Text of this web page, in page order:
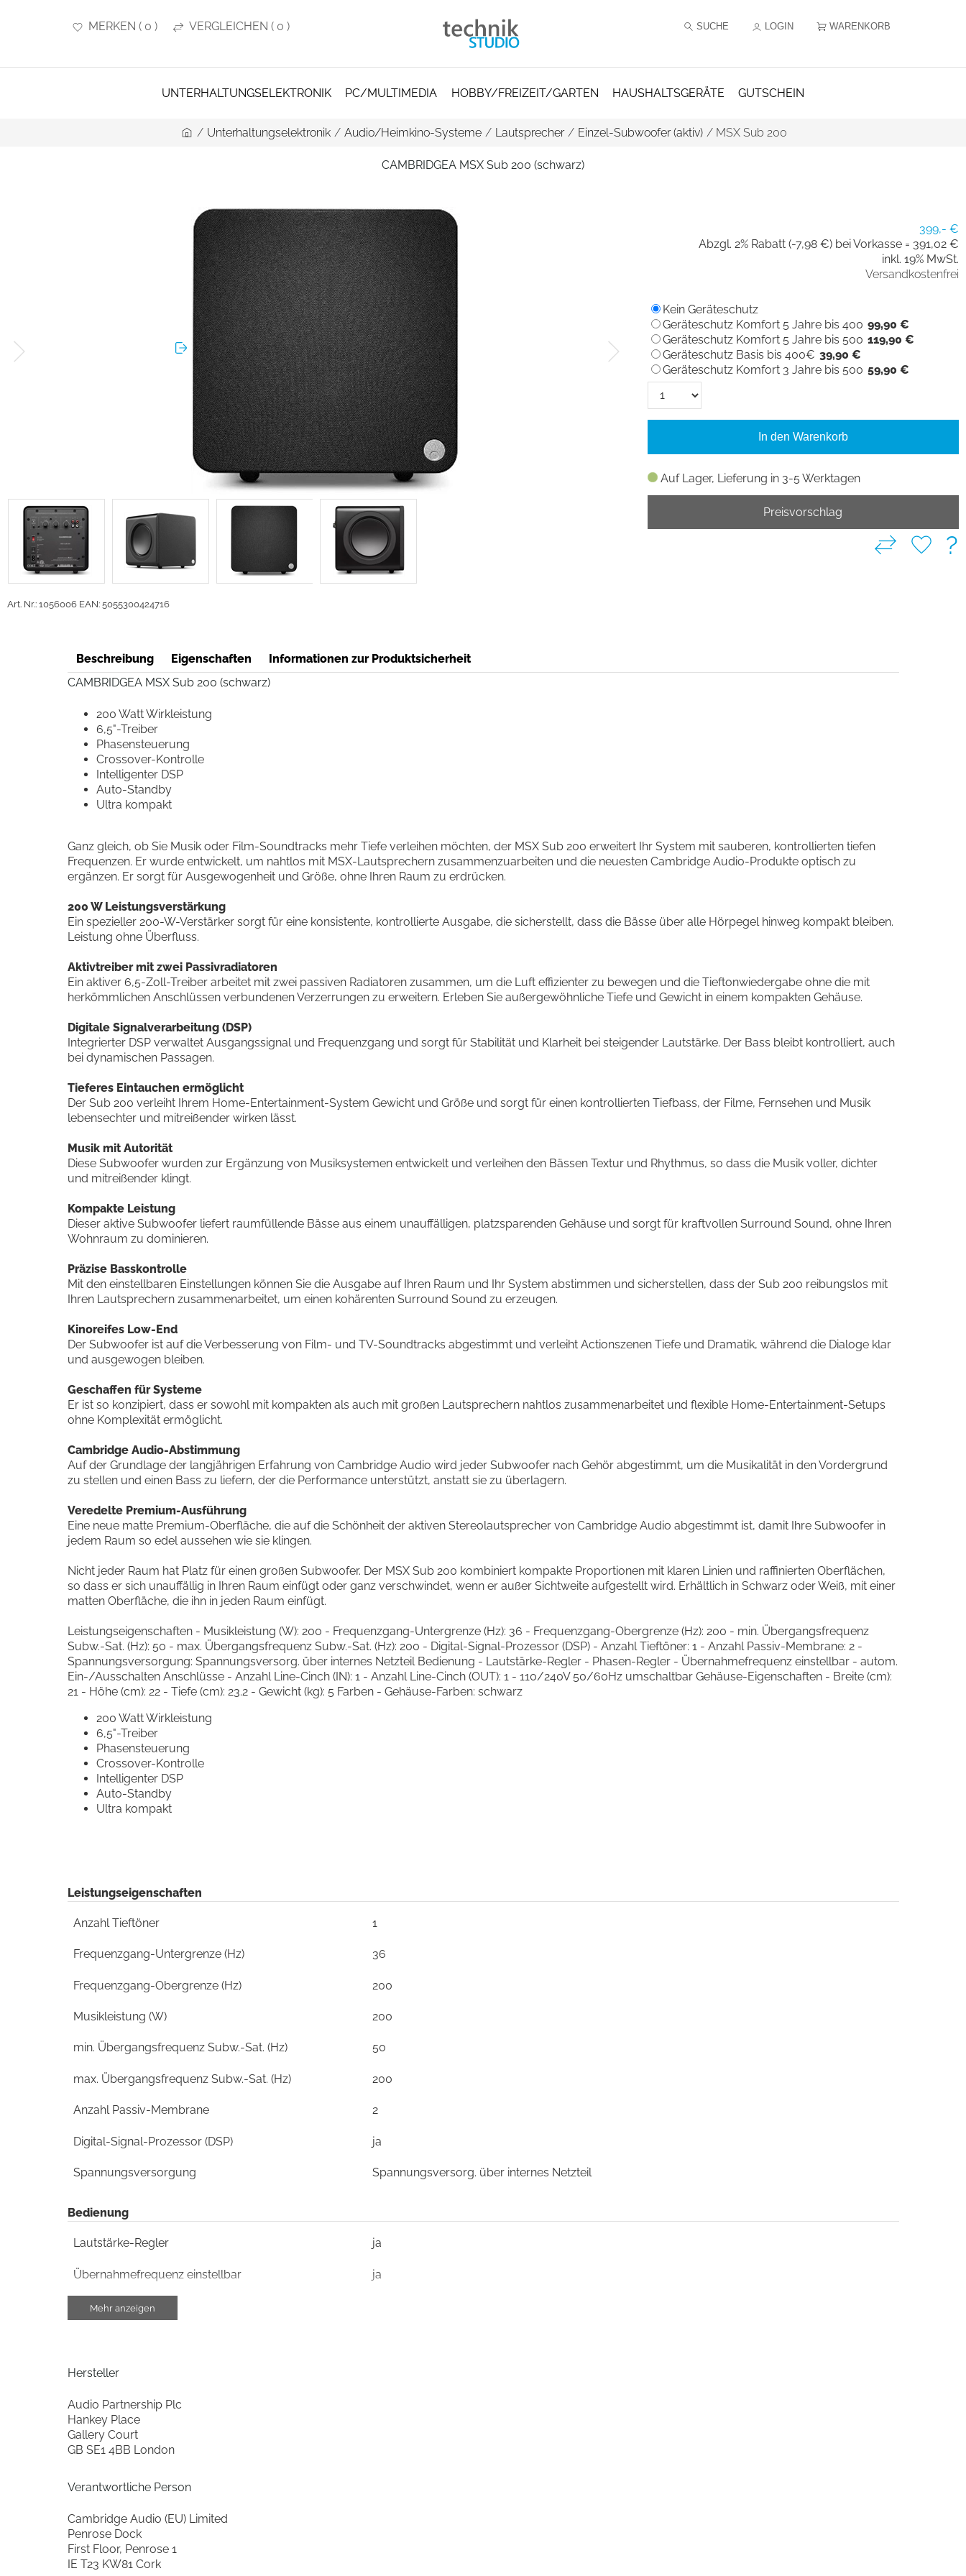
MERKEN ( 0 ) VERGLEICHEN ( 0 ) SUCHE LOGIN WARENKORB
UNTERHALTUNGSELEKTRONIK PC/MULTIMEDIA HOBBY/FREIZEIT/GARTEN HAUSHALTSGERÄTE GUTSCHEIN
/ Unterhaltungselektronik / Audio/Heimkino-Systeme / Lautsprecher/ Einzel-Subwoofer (aktiv) / MSX Sub 200
CAMBRIDGEA MSX Sub 200 (schwarz)
Art. Nr.: 1056006 EAN: 5055300424716
399,- €
Abzgl. 2% Rabatt (-7,98 €) bei Vorkasse = 391,02 €
inkl. 19% MwSt.
Versandkostenfrei
Auf Lager, Lieferung in 3-5 Werktagen
Kein Geräteschutz
Geräteschutz Komfort 5 Jahre bis 400 99,90 €
Geräteschutz Komfort 5 Jahre bis 500 119,90 €
Geräteschutz Basis bis 400€ 39,90 €
Geräteschutz Komfort 3 Jahre bis 500 59,90 €
In den Warenkorb
Preisvorschlag
?
Beschreibung Eigenschaften
Informationen zur Produktsicherheit
CAMBRIDGEA MSX Sub 200 (schwarz)
200 Watt Wirkleistung
6,5"-Treiber
Phasensteuerung
Crossover-Kontrolle
Intelligenter DSP
Auto-Standby
Ultra kompakt
Ganz gleich, ob Sie Musik oder Film-Soundtracks mehr Tiefe verleihen möchten, der MSX Sub 200 erweitert Ihr System mit sauberen, kontrollierten tiefen
Frequenzen. Er wurde entwickelt, um nahtlos mit MSX-Lautsprechern zusammenzuarbeiten und die neuesten Cambridge Audio-Produkte optisch zu
ergänzen. Er sorgt für Ausgewogenheit und Größe, ohne Ihren Raum zu erdrücken.
200 W Leistungsverstärkung
Ein spezieller 200-W-Verstärker sorgt für eine konsistente, kontrollierte Ausgabe, die sicherstellt, dass die Bässe über alle Hörpegel hinweg kompakt bleiben.
Leistung ohne Überfluss.
Aktivtreiber mit zwei Passivradiatoren
Ein aktiver 6,5-Zoll-Treiber arbeitet mit zwei passiven Radiatoren zusammen, um die Luft effizienter zu bewegen und die Tieftonwiedergabe ohne die mit
herkömmlichen Anschlüssen verbundenen Verzerrungen zu erweitern. Erleben Sie außergewöhnliche Tiefe und Gewicht in einem kompakten Gehäuse.
Digitale Signalverarbeitung (DSP)
Integrierter DSP verwaltet Ausgangssignal und Frequenzgang und sorgt für Stabilität und Klarheit bei steigender Lautstärke. Der Bass bleibt kontrolliert, auch
bei dynamischen Passagen.
Tieferes Eintauchen ermöglicht
Der Sub 200 verleiht Ihrem Home-Entertainment-System Gewicht und Größe und sorgt für einen kontrollierten Tiefbass, der Filme, Fernsehen und Musik
lebensechter und mitreißender wirken lässt.
Musik mit Autorität
Diese Subwoofer wurden zur Ergänzung von Musiksystemen entwickelt und verleihen den Bässen Textur und Rhythmus, so dass die Musik voller, dichter
und mitreißender klingt.
Kompakte Leistung
Dieser aktive Subwoofer liefert raumfüllende Bässe aus einem unauffälligen, platzsparenden Gehäuse und sorgt für kraftvollen Surround Sound, ohne Ihren
Wohnraum zu dominieren.
Präzise Basskontrolle
Mit den einstellbaren Einstellungen können Sie die Ausgabe auf Ihren Raum und Ihr System abstimmen und sicherstellen, dass der Sub 200 reibungslos mit
Ihren Lautsprechern zusammenarbeitet, um einen kohärenten Surround Sound zu erzeugen.
Kinoreifes Low-End
Der Subwoofer ist auf die Verbesserung von Film- und TV-Soundtracks abgestimmt und verleiht Actionszenen Tiefe und Dramatik, während die Dialoge klar
und ausgewogen bleiben.
Geschaffen für Systeme
Er ist so konzipiert, dass er sowohl mit kompakten als auch mit großen Lautsprechern nahtlos zusammenarbeitet und flexible Home-Entertainment-Setups
ohne Komplexität ermöglicht.
Cambridge Audio-Abstimmung
Auf der Grundlage der langjährigen Erfahrung von Cambridge Audio wird jeder Subwoofer nach Gehör abgestimmt, um die Musikalität in den Vordergrund
zu stellen und einen Bass zu liefern, der die Performance unterstützt, anstatt sie zu überlagern.
Veredelte Premium-Ausführung
Eine neue matte Premium-Oberfläche, die auf die Schönheit der aktiven Stereolautsprecher von Cambridge Audio abgestimmt ist, damit Ihre Subwoofer in
jedem Raum so edel aussehen wie sie klingen.
Nicht jeder Raum hat Platz für einen großen Subwoofer. Der MSX Sub 200 kombiniert kompakte Proportionen mit klaren Linien und raffinierten Oberflächen,
so dass er sich unauffällig in Ihren Raum einfügt oder ganz verschwindet, wenn er außer Sichtweite aufgestellt wird. Erhältlich in Schwarz oder Weiß, mit einer
matten Oberfläche, die ihn in jeden Raum einfügt.
Leistungseigenschaften - Musikleistung (W): 200 - Frequenzgang-Untergrenze (Hz): 36 - Frequenzgang-Obergrenze (Hz): 200 - min. Übergangsfrequenz
Subw.-Sat. (Hz): 50 - max. Übergangsfrequenz Subw.-Sat. (Hz): 200 - Digital-Signal-Prozessor (DSP) - Anzahl Tieftöner: 1 - Anzahl Passiv-Membrane: 2 -
Spannungsversorgung: Spannungsversorg. über internes Netzteil Bedienung - Lautstärke-Regler - Phasen-Regler - Übernahmefrequenz einstellbar - autom.
Ein-/Ausschalten Anschlüsse - Anzahl Line-Cinch (IN): 1 - Anzahl Line-Cinch (OUT): 1 - 110/240V 50/60Hz umschaltbar Gehäuse-Eigenschaften - Breite (cm):
21 - Höhe (cm): 22 - Tiefe (cm): 23.2 - Gewicht (kg): 5 Farben - Gehäuse-Farben: schwarz
200 Watt Wirkleistung
6,5"-Treiber
Phasensteuerung
Crossover-Kontrolle
Intelligenter DSP
Auto-Standby
Ultra kompakt
Leistungseigenschaften
Anzahl Tieftöner 1
Frequenzgang-Untergrenze (Hz) 36
Frequenzgang-Obergrenze (Hz) 200
Musikleistung (W) 200
min. Übergangsfrequenz Subw.-Sat. (Hz) 50
max. Übergangsfrequenz Subw.-Sat. (Hz) 200
Anzahl Passiv-Membrane 2
Digital-Signal-Prozessor (DSP) ja
Spannungsversorgung Spannungsversorg. über internes Netzteil
Bedienung
Lautstärke-Regler ja
Übernahmefrequenz einstellbar ja
autom. Ein-/Ausschalten
Anschlüsse
Anzahl Line-Cinch (IN)
Anzahl Line-Cinch (OUT)
Breite (cm)
Höhe (cm)
Mehr anzeigen
Hersteller
Audio Partnership Plc
Hankey Place
Gallery Court
GB SE1 4BB London
Verantwortliche Person
Cambridge Audio (EU) Limited
Penrose Dock
First Floor, Penrose 1
IE T23 KW81 Cork